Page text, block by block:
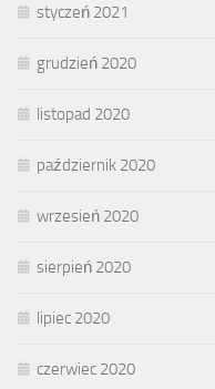
styczeń 2021
grudzień 2020
listopad 2020
październik 2020
wrzesień 2020
sierpień 2020
lipiec 2020
czerwiec 2020